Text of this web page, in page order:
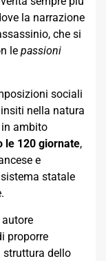
la narrazione
che si
le passioni
sociali
nella natura
in ambito
le 120 giornate,
e
statale
autore
proporre
struttura dello